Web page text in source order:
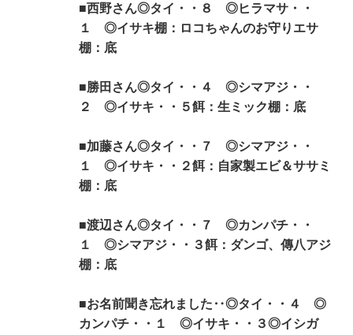
■西野さん◎タイ・・８ ◎ヒラマサ・・
１ ◎イサキ棚：ロコちゃんのお守りエサ
棚：底
■勝田さん◎タイ・・４ ◎シマアジ・・
２ ◎イサキ・・５餌：生ミック棚：底
■加藤さん◎タイ・・７ ◎シマアジ・・
１ ◎イサキ・・２餌：自家製エビ＆ササミ
棚：底
■渡辺さん◎タイ・・７ ◎カンパチ・・
１ ◎シマアジ・・３餌：ダンゴ、傳八アジ
棚：底
■お名前聞き忘れました‥◎タイ・・４ ◎
カンパチ・・１ ◎イサキ・・３◎イシガ